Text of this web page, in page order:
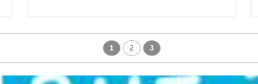
1 2 3